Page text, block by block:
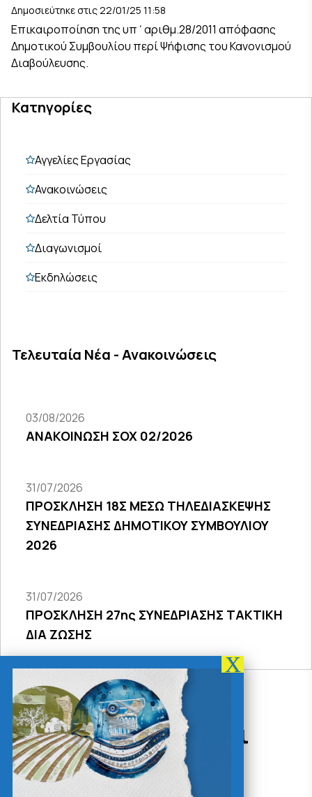
Δημοσιεύτηκε στις 22/01/25 11:58
Επικαιροποίηση της υπ΄αριθμ.28/2011 απόφασης
Δημοτικού Συμβουλίου περί Ψήφισης του Κανονισμού
Διαβούλευσης.
Κατηγορίες
Αγγελίες Εργασίας
Ανακοινώσεις
Δελτία Τύπου
Διαγωνισμοί
Εκδηλώσεις
Τελευταία Νέα - Ανακοινώσεις
03/08/2026
ΑΝΑΚΟΙΝΩΣΗ ΣΟΧ 02/2026
31/07/2026
ΠΡΟΣΚΛΗΣΗ 18Σ ΜΕΣΩ ΤΗΛΕΔΙΑΣΚΕΨΗΣ
ΣΥΝΕΔΡΙΑΣΗΣ ΔΗΜΟΤΙΚΟΥ ΣΥΜΒΟΥΛΙΟΥ
2026
31/07/2026
ΠΡΟΣΚΛΗΣΗ 27ης ΣΥΝΕΔΡΙΑΣΗΣ ΤΑΚΤΙΚΗ
ΔΙΑ ΖΩΣΗΣ
Δράσεις - Χρήσιμοι
Σύνδεσμοι